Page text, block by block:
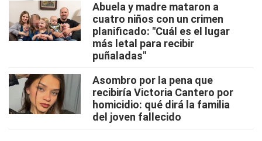
Abuela y madre mataron a
cuatro niños con un crimen
planificado: "Cuál es el lugar
más letal para recibir
puñaladas"
Asombro por la pena que
recibiría Victoria Cantero por
homicidio: qué dirá la familia
del joven fallecido